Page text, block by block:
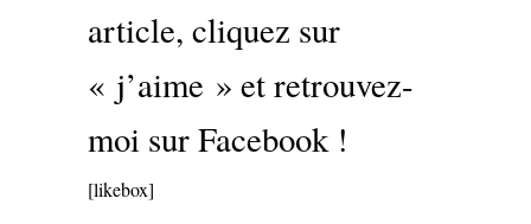
article, cliquez sur
« j’aime » et retrouvez-
moi sur Facebook !
[likebox]